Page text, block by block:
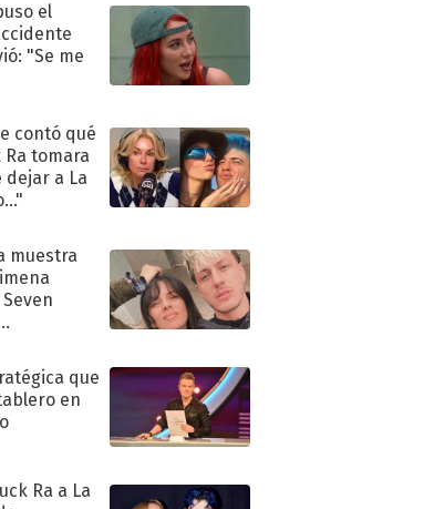
el
"Se me
contó qué
Ra tomara
dejar a La
muestra
que
en
Ra a La